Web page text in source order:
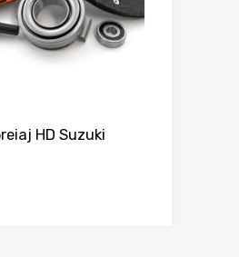
HD Suzuki